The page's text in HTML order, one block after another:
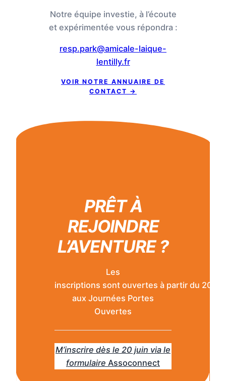
Notre équipe investie, à l’écoute
et expérimentée vous répondra :
resp.park@amicale-laique-
lentilly.fr
VOIR NOTRE ANNUAIRE DE
CONTACT →
PRÊT À
REJOINDRE
L’AVENTURE ?
Les
inscriptions sont ouvertes à partir du 20
aux Journées Portes
Ouvertes
M’inscrire dès le 20 juin via le
formulaire Assoconnect